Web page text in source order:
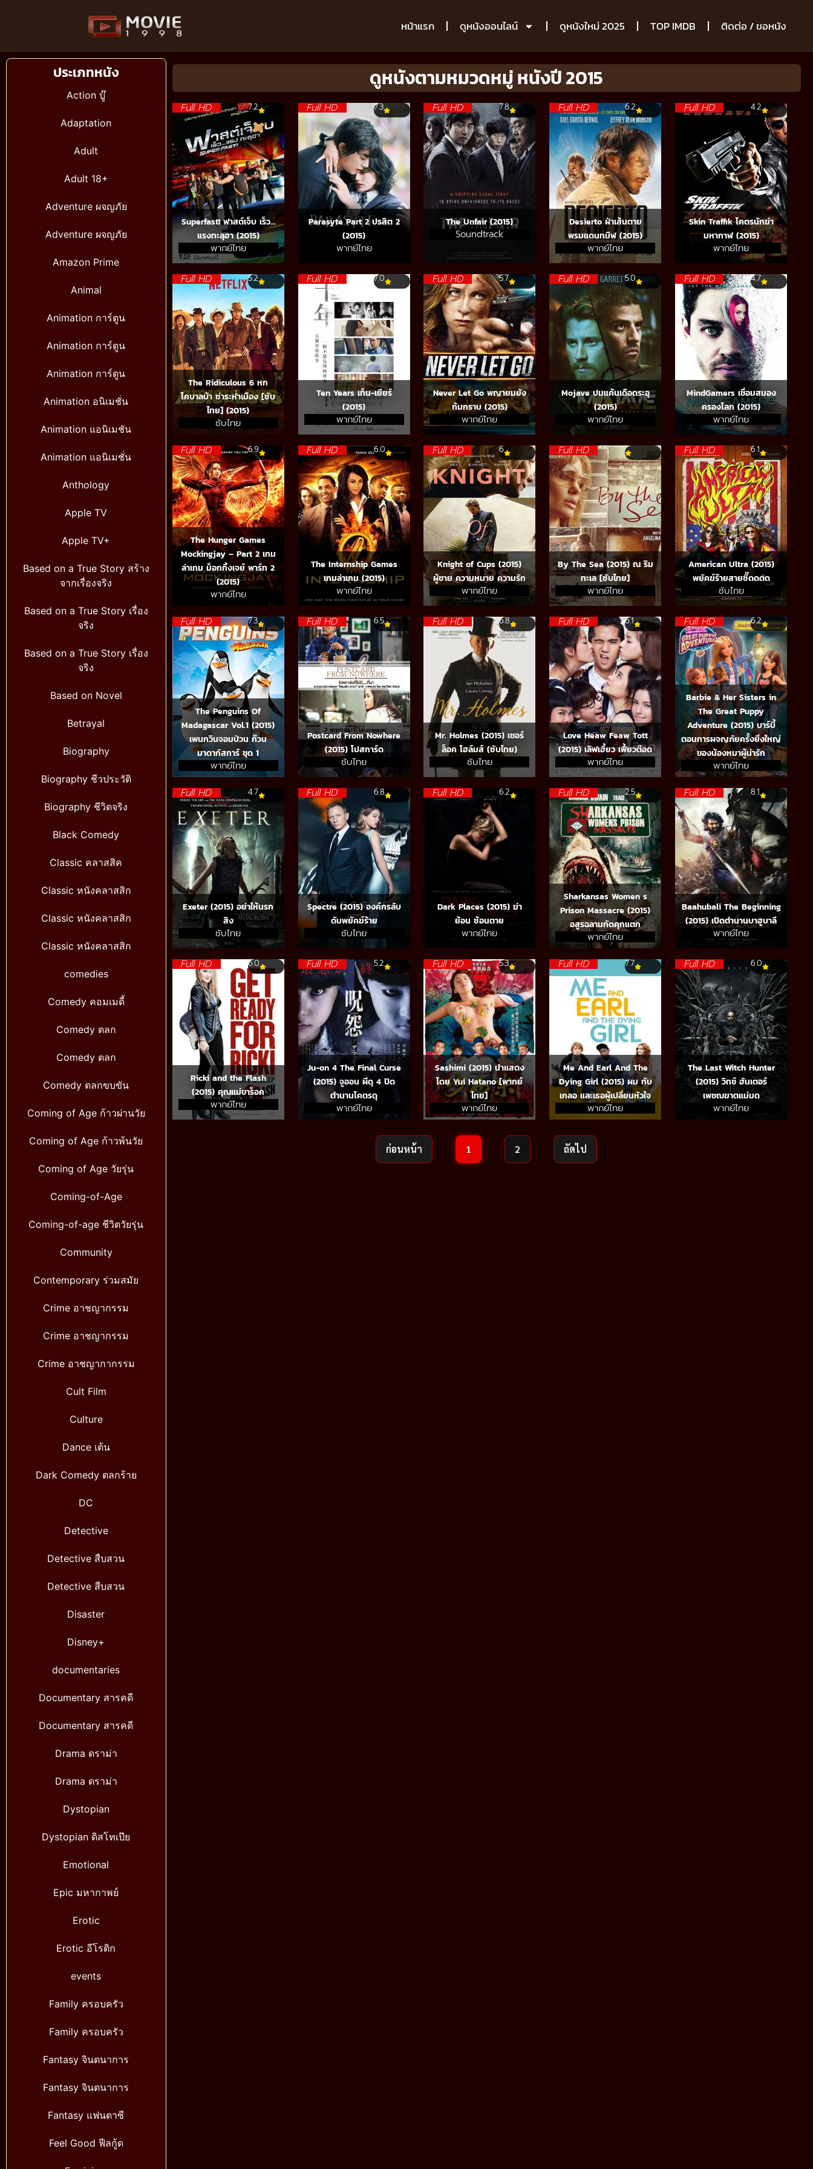
หน้าแรก ดูหนังออนไลน์ ดูหนังใหม่ 2025 TOP IMDB ติดต่อ / ขอหนัง
ประเภทหนัง
Action บู๊
Adaptation
Adult
Adult 18+
Adventure ผจญภัย
Adventure ผจญภัย
Amazon Prime
Animal
Animation การ์ตูน
Animation การ์ตูน
Animation การ์ตูน
Animation อนิเมชั่น
Animation แอนิเมชัน
Animation แอนิเมชั่น
Anthology
Apple TV
Apple TV+
Based on a True Story สร้าง
จากเรื่องจริง
Based on a True Story เรื่อง
จริง
Based on a True Story เรื่อง
จริง
Based on Novel
Betrayal
Biography
Biography ชีวประวัติ
Biography ชีวิตจริง
Black Comedy
Classic คลาสสิค
Classic หนังคลาสสิก
Classic หนังคลาสสิก
Classic หนังคลาสสิก
comedies
Comedy คอมเมดี้
Comedy ตลก
Comedy ตลก
Comedy ตลกขบขัน
Coming of Age ก้าวผ่านวัย
Coming of Age ก้าวพ้นวัย
Coming of Age วัยรุ่น
Coming-of-Age
Coming-of-age ชีวิตวัยรุ่น
Community
Contemporary ร่วมสมัย
Crime อาชญากรรม
Crime อาชญากรรม
Crime อาชญากากรรม
Cult Film
Culture
Dance เต้น
Dark Comedy ตลกร้าย
DC
Detective
Detective สืบสวน
Detective สืบสวน
Disaster
Disney+
documentaries
Documentary สารคดี
Documentary สารคดี
Drama ดราม่า
Drama ดราม่า
Dystopian
Dystopian ดิสโทเปีย
Emotional
Epic มหากาพย์
Erotic
Erotic อีโรติก
events
Family ครอบครัว
Family ครอบครัว
Fantasy จินตนาการ
Fantasy จินตนาการ
Fantasy แฟนตาซี
Feel Good ฟีลกู้ด
ดูหนังตามหมวดหมู่ หนังปี 2015
Full HD 7.2
Superfast! ฟาสต์เจ็บ เร็ว…
แรงทะลุฮา (2015)
พากย์ไทย
Full HD 7.3
Parasyte Part 2 ปรสิต 2
(2015)
พากย์ไทย
Full HD 7.8
The Unfair (2015)
Soundtrack
Full HD 6.2
Desierto ฝ่าเส้นตาย
พรมแดนทมิฬ (2015)
พากย์ไทย
Full HD 4.2
Skin Traffik โคตรนักฆ่า
มหากาฬ (2015)
พากย์ไทย
Full HD 5.2
The Ridiculous 6 หก
โคบาลบ้า ซ่าระห่ำเมือง [ซับ
ไทย] (2015)
ซับไทย
Full HD 7.0
Ten Years เท็น-เยียร์
(2015)
พากย์ไทย
Full HD 5.7
Never Let Go พญายมยัง
ก้มกราบ (2015)
พากย์ไทย
Full HD 5.0
Mojave ปมแค้นเดือดระอุ
(2015)
พากย์ไทย
Full HD 4.7
MindGamers เชื่อมสมอง
ครองโลก (2015)
พากย์ไทย
Full HD 6.9
The Hunger Games
Mockingjay – Part 2 เกม
ล่าเกม ม็อกกิ้งเจย์ พาร์ท 2
(2015)
พากย์ไทย
Full HD 6.0
The Internship Games
เกมล่าเกม (2015)
พากย์ไทย
Full HD 6
Knight of Cups (2015)
ผู้ชาย ความหมาย ความรัก
พากย์ไทย
Full HD
By The Sea (2015) ณ ริม
ทะเล [ซับไทย]
พากย์ไทย
Full HD 6.1
American Ultra (2015)
พยัคฆ์ร้ายสายซี๊ดดดด
ซับไทย
Full HD 7.3
The Penguins Of
Madagascar Vol.1 (2015)
เพนกวินจอมป่วน ก๊วน
มาดากัสการ์ ชุด 1
พากย์ไทย
Full HD 6.5
Postcard From Nowhere
(2015) โปสการ์ด
ซับไทย
Full HD 6.8
Mr. Holmes (2015) เชอร์
ล็อค โฮล์มส์ (ซับไทย)
ซับไทย
Full HD 6.1
Love Heaw Feaw Tott
(2015) เลิฟเฮี้ยว เฟี้ยวต๊อด
พากย์ไทย
Full HD 6.2
Barbie & Her Sisters in
The Great Puppy
Adventure (2015) บาร์บี้
ตอนการผจญภัยครั้งยิ่งใหญ่
ของน้องหมาผู้น่ารัก
พากย์ไทย
Full HD 4.7
Exeter (2015) อย่าให้นรก
สิง
ซับไทย
Full HD 6.8
Spectre (2015) องค์กรลับ
ดับพยัคฆ์ร้าย
ซับไทย
Full HD 6.2
Dark Places (2015) ฆ่า
ย้อน ซ้อนตาย
พากย์ไทย
Full HD 2.5
Sharkansas Women s
Prison Massacre (2015)
อสูรฉลามกัดคุกแตก
พากย์ไทย
Full HD 8.1
Baahubali The Beginning
(2015) เปิดตำนานบาฮูบาลี
พากย์ไทย
Full HD 6.0
Ricki and the Flash
(2015) คุณแม่ขาร็อค
พากย์ไทย
Full HD 5.2
Ju-on 4 The Final Curse
(2015) จูออน ผีดุ 4 ปิด
ตำนานโคตรดุ
พากย์ไทย
Full HD 5.3
Sashimi (2015) นำแสดง
โดย Yui Hatano [พากย์
ไทย]
พากย์ไทย
Full HD 7.7
Me And Earl And The
Dying Girl (2015) ผม กับ
เกลอ และเธอผู้เปลี่ยนหัวใจ
พากย์ไทย
Full HD 6.0
The Last Witch Hunter
(2015) วิทช์ ฮันเตอร์
เพชฌฆาตแม่มด
พากย์ไทย
ก่อนหน้า 1 2 ถัดไป